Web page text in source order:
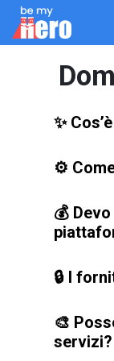
Passa al contenuto
✨
⚙️
💰
🔒 I
🎨
servizi?